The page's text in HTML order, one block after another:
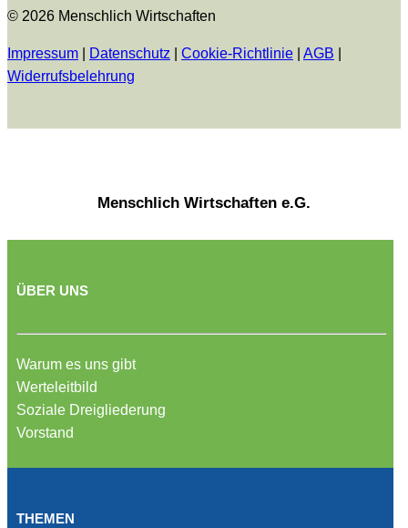
© 2026 Menschlich Wirtschaften
Impressum Datenschutz Cookie-Richtlinie AGB
Widerrufsbelehrung
Menschlich Wirtschaften e.G.
ÜBER UNS
Warum es uns gibt
Werteleitbild
Soziale Dreigliederung
Vorstand
THEMEN